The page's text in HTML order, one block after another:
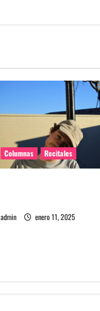
Columnas Recitales
admin enero 11, 2025